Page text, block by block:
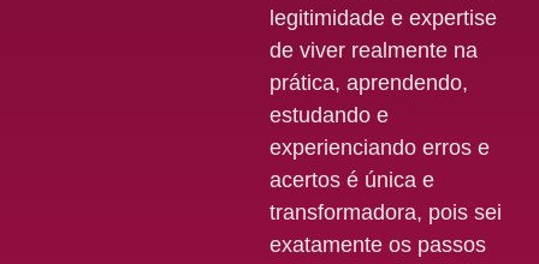
legitimidade e expertise
de viver realmente na
prática, aprendendo,
estudando e
experienciando erros e
acertos é única e
transformadora, pois sei
exatamente os passos